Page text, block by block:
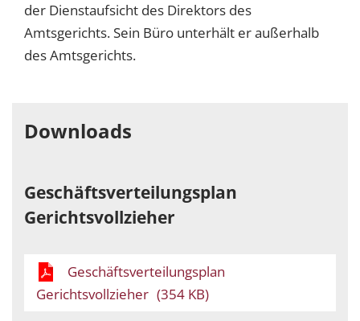
der Dienstaufsicht des Direktors des
Amtsgerichts. Sein Büro unterhält er außerhalb
des Amtsgerichts.
Downloads
Geschäftsverteilungsplan
Gerichtsvollzieher
Geschäftsverteilungsplan
Gerichtsvollzieher (354 KB)